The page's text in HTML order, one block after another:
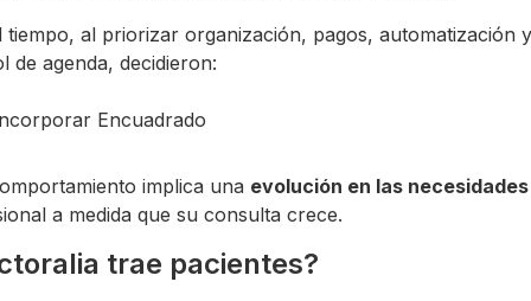
tiempo, al priorizar organización, pagos, automatización y
de agenda, decidieron:
Encuadrado
implica una evolución en las necesidades
a medida que su consulta crece.
trae pacientes?